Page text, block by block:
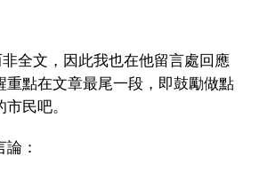
全文，因此我也在他留言處回應
重點在文章最尾一段，即鼓勵做點
民吧。
：